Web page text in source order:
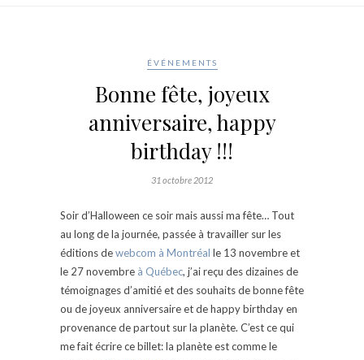
ÉVÉNEMENTS
Bonne fête, joyeux
anniversaire, happy
birthday !!!
31 octobre 2012
Soir d’Halloween ce soir mais aussi ma fête… Tout
au long de la journée, passée à travailler sur les
éditions dewebcom à Montréal le 13 novembre et
le 27 novembre à Québec, j’ai reçu des dizaines de
témoignages d’amitié et des souhaits de bonne fête
ou de joyeux anniversaire et de happy birthday en
provenance de partout sur la planète. C’est ce qui
me fait écrire ce billet: la planète est comme le